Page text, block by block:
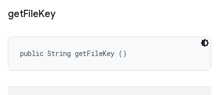
getFileKey
public String getFileKey ()